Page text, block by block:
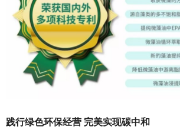
践行绿色环保经营 完美实现碳中和